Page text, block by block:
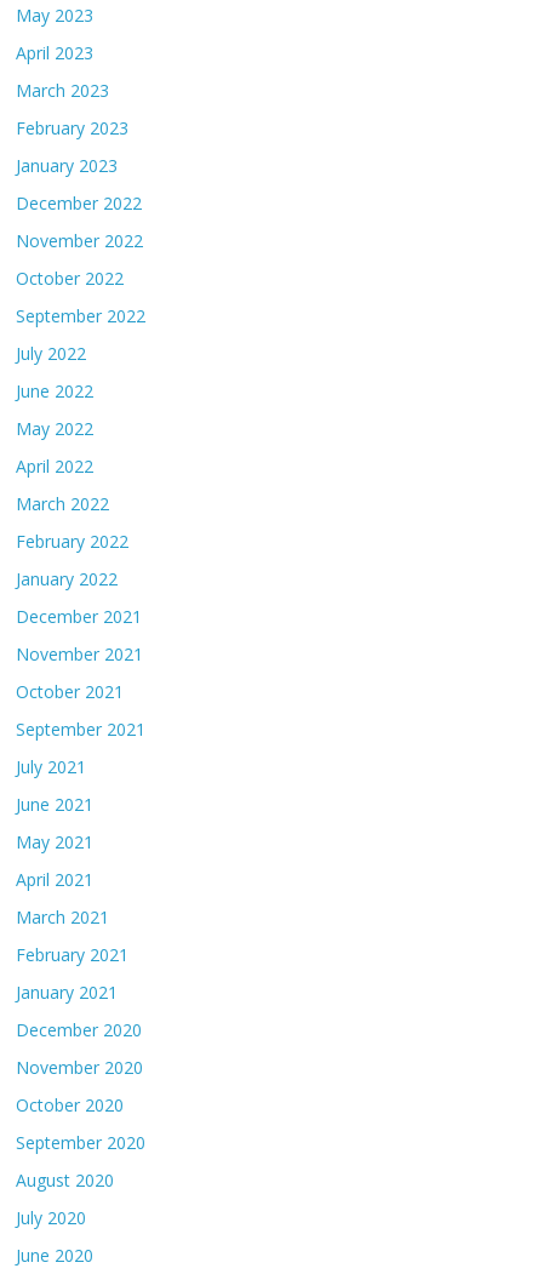
May 2023
April 2023
March 2023
February 2023
January 2023
December 2022
November 2022
October 2022
September 2022
July 2022
June 2022
May 2022
April 2022
March 2022
February 2022
January 2022
December 2021
November 2021
October 2021
September 2021
July 2021
June 2021
May 2021
April 2021
March 2021
February 2021
January 2021
December 2020
November 2020
October 2020
September 2020
August 2020
July 2020
June 2020